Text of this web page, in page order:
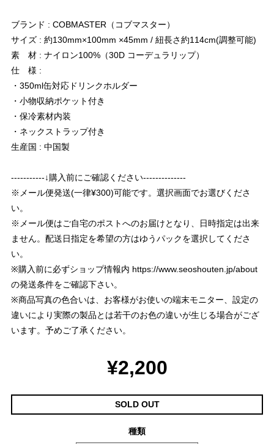
ブランド : COBMASTER（コブマスター）
サイズ : 約130mm×100mm ×45mm / 紐長さ約114cm(調整可能)
素 材 : ナイロン100%（30D コーデュラリップ）
仕 様 :
・350ml缶対応ドリンクホルダー
・小物収納ポケット付き
・保冷素材内装
・ネックストラップ付き
生産国 : 中国製
-----------↓購入前にご確認ください--------------
※メール便発送(一律¥300)可能です。選択画面でお選びくださ
い。
※メール便はご自宅のポストへのお届けとなり、日時指定は出来
ません。配送日指定を希望の方はゆうパックを選択してくださ
い。
※購入前に必ずショップ情報内 https://www.seoshouten.jp/about
の発送条件をご確認下さい。
※商品写真の色合いは、お客様がお使いの端末モニター、設定の
違いにより実際の製品とは若干のお色の違いが生じる場合がござ
います。予めご了承ください。
¥2,200
SOLD OUT
種類